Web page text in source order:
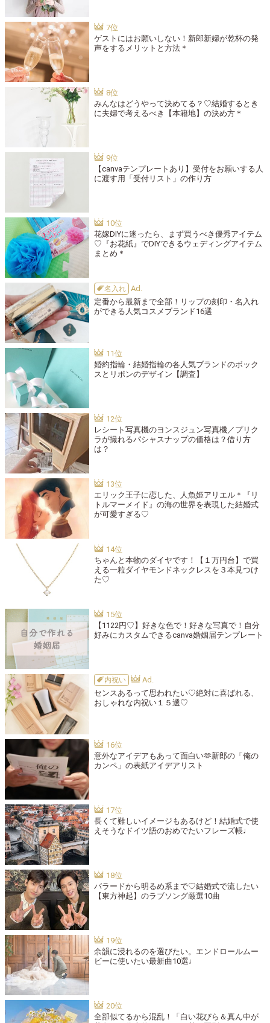
ゲストにはお願いしない！新郎新婦が乾杯の発
声をするメリットと方法＊
みんなはどうやって決めてる？♡結婚するとき
に夫婦で考えるべき【本籍地】の決め方＊
【canvaテンプレートあり】受付をお願いする人
に渡す用「受付リスト」の作り方
花嫁DIYに迷ったら、まず買うべき優秀アイテム
♡『お花紙』でDIYできるウェディングアイテム
まとめ＊
名入れ
定番から最新まで全部！リップの刻印・名入れ
ができる人気コスメブランド16選
婚約指輪・結婚指輪の各人気ブランドのボック
スとリボンのデザイン【調査】
レシート写真機のヨンスジュン写真機／プリク
ラが撮れるパシャスナップの価格は？借り方
は？
エリック王子に恋した、人魚姫アリエル＊『リ
トルマーメイド』の海の世界を表現した結婚式
が可愛すぎる♡
ちゃんと本物のダイヤです！【１万円台】で買
える一粒ダイヤモンドネックレスを３本見つけ
た♡
【1122円♡】好きな色で！好きな写真で！自分
好みにカスタムできるcanva婚姻届テンプレート
内祝い
センスあるって思われたい♡絶対に喜ばれる、
おしゃれな内祝い１５選♡
意外なアイデアもあって面白い🫶新郎の「俺の
カンペ」の表紙アイデアリスト
長くて難しいイメージもあるけど！結婚式で使
えそうなドイツ語のおめでたいフレーズ帳♩
バラードから明るめ系まで♡結婚式で流したい
【東方神起】のラブソング厳選10曲
余韻に浸れるのを選びたい。エンドロールムー
ビーに使いたい最新曲10選♩
全部似てるから混乱！「白い花びら＆真ん中が